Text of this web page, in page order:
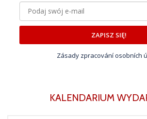
ZAPISZ SIĘ!
Zásady zpracování osobních
KALENDARIUM